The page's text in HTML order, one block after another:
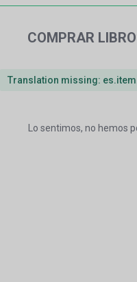
COMPRAR
Translation missing:
Lo sentimos, no hemos